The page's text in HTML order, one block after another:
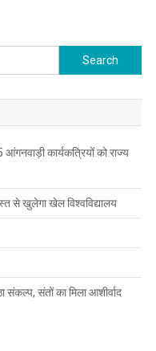
Search
for:
कार्यकत्रियों को राज्य
से खुलेगा खेल विश्वविद्यालय
संतों का मिला आशीर्वाद